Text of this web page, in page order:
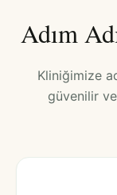
Adım
Kliniğimize
güvenilir